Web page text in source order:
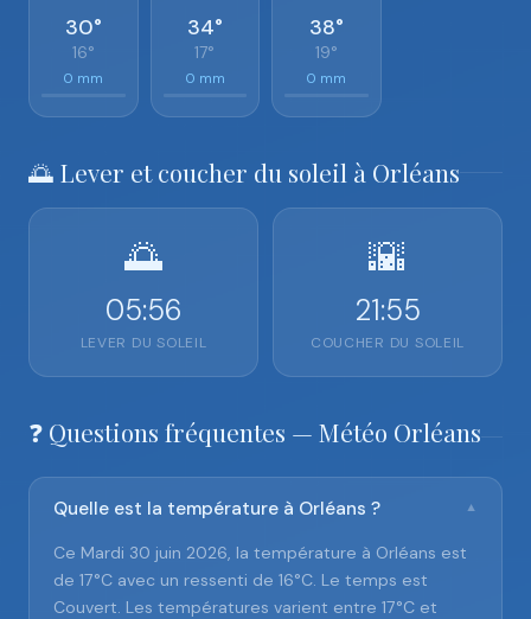
30°
16°
0 mm
34°
17°
0 mm
38°
19°
0 mm
🌅 Lever et coucher du soleil à Orléans
🌅
05:56
LEVER DU SOLEIL
🌇
21:55
COUCHER DU SOLEIL
❓ Questions fréquentes — Météo Orléans
Quelle est la température à Orléans ? ▼
Ce Mardi 30 juin 2026, la température à Orléans est
de 17°C avec un ressenti de 16°C. Le temps est
Couvert. Les températures varient entre 17°C et